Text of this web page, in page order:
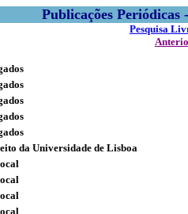
Publicações
Pesquisa
da Universidade de Lisboa